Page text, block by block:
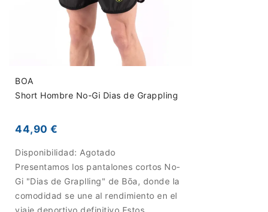
BOA
Short Hombre No-Gi Dias de Grappling
44,90 €
Disponibilidad: Agotado
Presentamos los pantalones cortos No-
Gi "Dias de Graplling" de Bōa, donde la
comodidad se une al rendimiento en el
viaje deportivo definitivo.Estos